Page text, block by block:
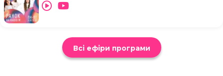
Всі ефіри програми